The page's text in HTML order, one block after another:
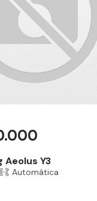
Aeolus Y3
Automática